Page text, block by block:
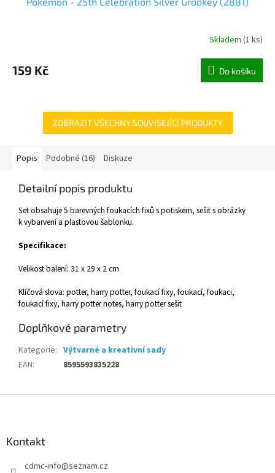
Skladem (1 ks)
159 Kč Do košíku
ZOBRAZIT VŠECHNY SOUVISEJÍCÍ PRODUKTY
Popis Podobné (16) Diskuze
Detailní popis produktu
Set obsahuje 5 barevných foukacích fixů s potiskem, sešit s obrázky
k vybarvení a plastovou šablonku.
Specifikace:
Velikost balení: 31 x 29 x 2 cm
Klíčová slova: potter, harry potter, foukací fixy, foukací, foukaci,
foukací fixy, harry potter notes, harry potter sešit
Doplňkové parametry
Kategorie: Výtvarné a kreativní sady
EAN: 8595593835228
Kontakt
cdmc-info@seznam.cz